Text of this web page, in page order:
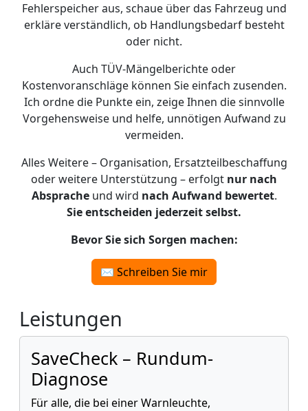
Fehlerspeicher aus, schaue über das Fahrzeug und
erkläre verständlich, ob Handlungsbedarf besteht
oder nicht.
Auch TÜV-Mängelberichte oder
Kostenvoranschläge können Sie einfach zusenden.
Ich ordne die Punkte ein, zeige Ihnen die sinnvolle
Vorgehensweise und helfe, unnötigen Aufwand zu
vermeiden.
Alles Weitere – Organisation, Ersatzteilbeschaffung
oder weitere Unterstützung – erfolgt nur nach
Abspracheund wird nach Aufwand bewertet.
Sie entscheiden jederzeit selbst.
Bevor Sie sich Sorgen machen:
✉️ Schreiben Sie mir
Leistungen
SaveCheck – Rundum-
Diagnose
Für alle, die bei einer Warnleuchte,